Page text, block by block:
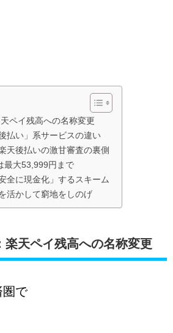
ペイ残高への名称変更
払い」系サービスの違い
天後払いの激甘審査の裏側
最大53,999円まで
全に現金化」するスキーム
活かして窮地をしのげ
楽天ペイ残高への名称変更
圏で